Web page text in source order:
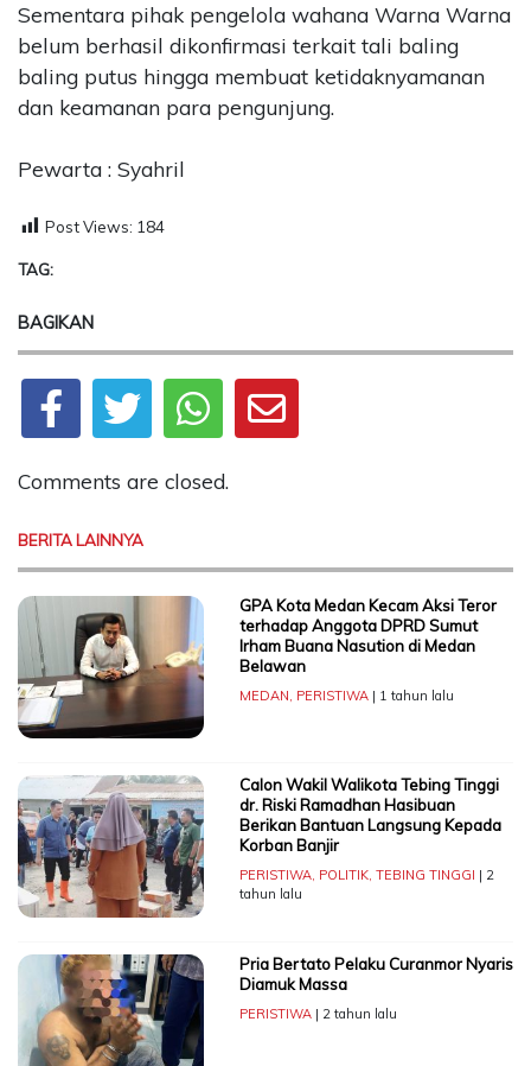
Sementara pihak pengelola wahana Warna Warna
belum berhasil dikonfirmasi terkait tali baling
baling putus hingga membuat ketidaknyamanan
dan keamanan para pengunjung.
Pewarta : Syahril
Post Views: 184
TAG:
BAGIKAN
Comments are closed.
BERITA LAINNYA
GPA Kota Medan Kecam Aksi Teror
terhadap Anggota DPRD Sumut
Irham Buana Nasution di Medan
Belawan
MEDAN, PERISTIWA| 1 tahun lalu
Calon Wakil Walikota Tebing Tinggi
dr. Riski Ramadhan Hasibuan
Berikan Bantuan Langsung Kepada
Korban Banjir
PERISTIWA, POLITIK, TEBING TINGGI | 2
tahun lalu
Pria Bertato Pelaku Curanmor Nyaris
Diamuk Massa
PERISTIWA| 2 tahun lalu